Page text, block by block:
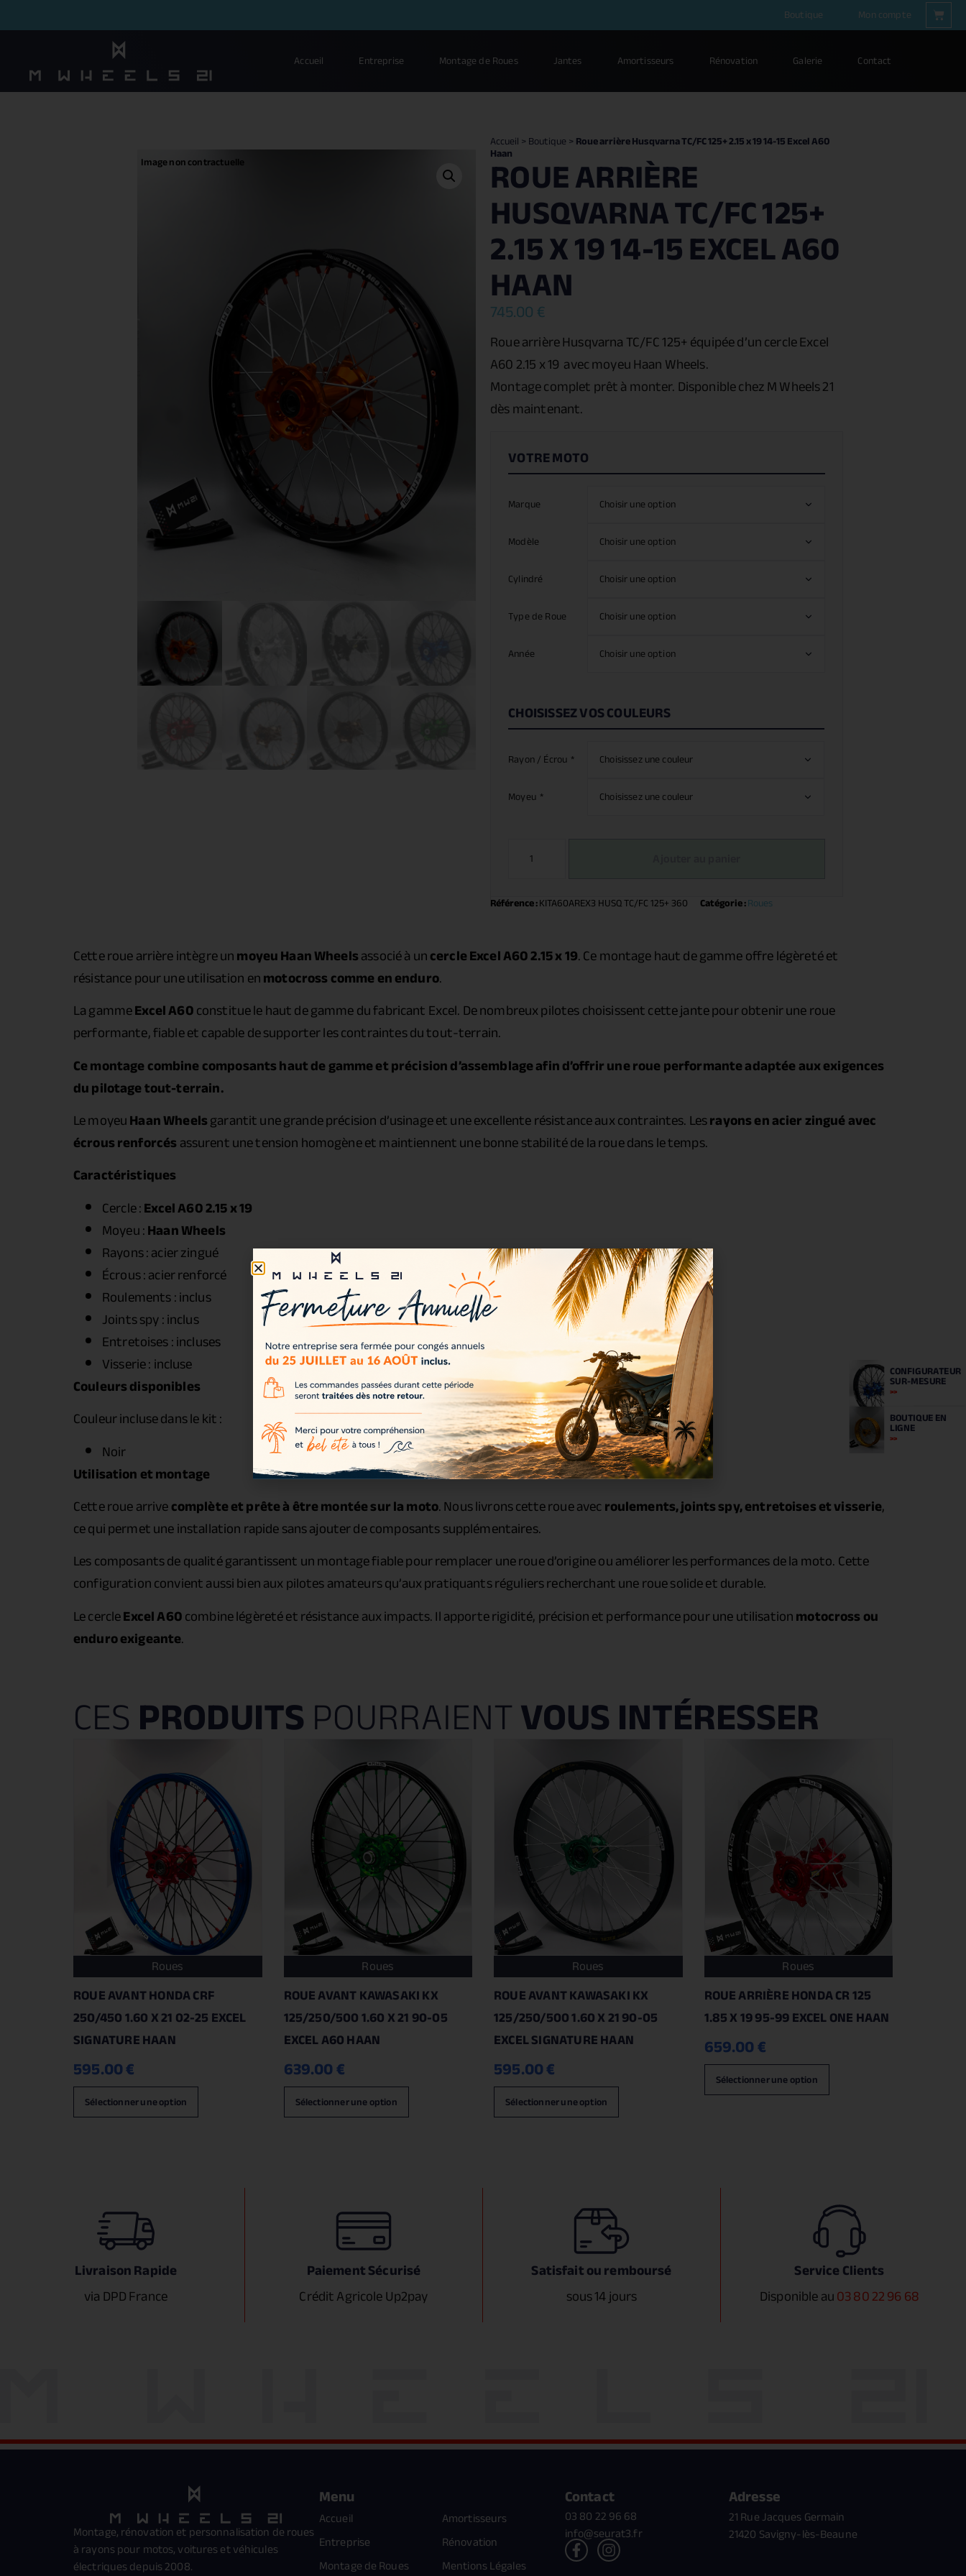
Boutique Mon compte
Accueil Entreprise Montage de Roues Jantes Amortisseurs Rénovation Galerie Contact
Image non contractuelle
Accueil>Boutique>Roue arrière Husqvarna TC/FC 125+ 2.15 x 19 14-15 Excel A60
Haan
ROUE ARRIÈRE
HUSQVARNA TC/FC 125+
2.15 X 19 14-15 EXCEL A60
HAAN
745.00€
Roue arrière Husqvarna TC/FC 125+équipée d’un cercle Excel
A60 2.15 x 19 avec moyeu Haan Wheels.
Montage complet prêt à monter. Disponible chez M Wheels 21
dès maintenant.
Marque
Modèle
Cylindré
Type de Roue
Année
CHOISISSEZ VOS COULEURS
Rayon / Écrou *
Moyeu *
Référence :KITA60AREX3 HUSQ TC/FC 125+ 360 Catégorie :Roues
Cette roue arrière intègre unmoyeu Haan Wheelsassocié à uncercle Excel A60 2.15 x 19. Ce montage haut de gamme offre légèreté et
résistance pour une utilisation enmotocross comme en enduro.
La gammeExcel A60constitue le haut de gamme du fabricant Excel. De nombreux pilotes choisissent cette jante pour obtenir une roue
performante, fiable et capable de supporter les contraintes du tout-terrain.
Ce montage combine composants haut de gamme et précision d’assemblage afin d’offrir une roue performante adaptée aux exigences
du pilotage tout-terrain.
Le moyeuHaan Wheelsgarantit une grande précision d’usinage et une excellente résistance aux contraintes. Lesrayons en acier zingué avec
écrous renforcésassurent une tension homogène et maintiennent une bonne stabilité de la roue dans le temps.
Caractéristiques
Cercle :Excel A60 2.15 x 19
Moyeu :Haan Wheels
Rayons : acier zingué
Écrous : acier renforcé
Roulements : inclus
Joints spy : inclus
Entretoises : incluses
Visserie : incluse
Couleurs disponibles
Couleur incluse dans le kit :
Noir
Utilisation et montage
Cette roue arrivecomplète et prête à être montée sur la moto. Nous livrons cette roue avecroulements, joints spy, entretoises et visserie,
ce qui permet une installation rapide sans ajouter de composants supplémentaires.
Les composants de qualité garantissent un montage fiable pour remplacer une roue d’origine ou améliorer les performances de la moto. Cette
configuration convient aussi bien aux pilotes amateurs qu’aux pratiquants réguliers recherchant une roue solide et durable.
Le cercleExcel A60combine légèreté et résistance aux impacts. Il apporte rigidité, précision et performance pour une utilisationmotocross ou
enduro exigeante.
CESPRODUITSPOURRAIENTVOUS INTÉRESSER
Roues
ROUE AVANT HONDA CRF
250/450 1.60 X 21 02-25 EXCEL
SIGNATURE HAAN
595.00€
Sélectionner une option
Roues
ROUE AVANT KAWASAKI KX
125/250/500 1.60 X 21 90-05
EXCEL A60 HAAN
639.00€
Sélectionner une option
Roues
ROUE AVANT KAWASAKI KX
125/250/500 1.60 X 21 90-05
EXCEL SIGNATURE HAAN
595.00€
Sélectionner une option
Roues
ROUE ARRIÈRE HONDA CR 125
1.85 X 19 95-99 EXCEL ONE HAAN
659.00€
Sélectionner une option
Livraison Rapide
via DPD France
Paiement Sécurisé
Crédit Agricole Up2pay
Satisfait ou remboursé
sous 14 jours
Service Clients
Disponible au03 80 22 96 68
Montage, rénovation et personnalisation de roues
à rayons pour motos, voitures et véhicules
électriques depuis 2008.
Menu
Accueil
Entreprise
Montage de Roues
Amortisseurs
Rénovation
Mentions Légales
Contact
03 80 22 96 68
info@seurat3.fr
Adresse
21 Rue Jacques Germain
21420 Savigny-lès-Beaune
CONFIGURATEUR
SUR-MESURE
BOUTIQUEEN
LIGNE